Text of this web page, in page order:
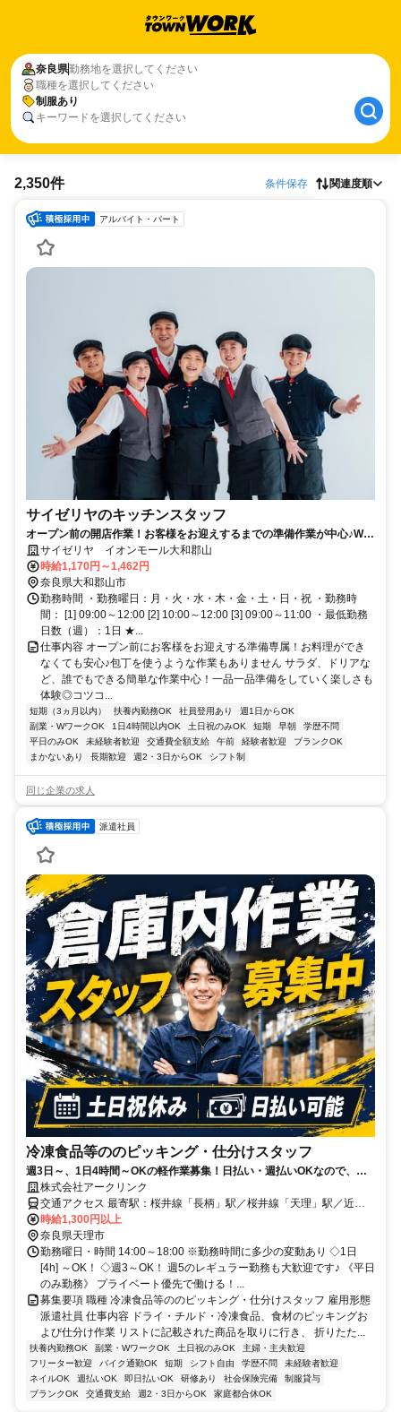
奈良県勤務地を選択してください
職種を選択してください
制服あり
キーワードを選択してください
2,350件 条件保存 関連度順
アルバイト・パート
サイゼリヤのキッチンスタッフ
オープン前の開店作業！お客様をお迎えするまでの準備作業が中心♪Wワ
ークOK、シフト相談◎
サイゼリヤ イオンモール大和郡山
時給1,170円～1,462円
奈良県大和郡山市
勤務時間 ・勤務曜日：月・火・水・木・金・土・日・祝 ・勤務時
間： [1] 09:00～12:00 [2] 10:00～12:00 [3] 09:00～11:00 ・最低勤務
日数（週）：1日 ★...
仕事内容 オープン前にお客様をお迎えする準備専属！お料理ができ
なくても安心♪包丁を使うような作業もありません サラダ、ドリアな
ど、誰でもできる簡単な作業中心！一品一品準備をしていく楽しさも
体験◎コツコ...
短期（3ヵ月以内） 扶養内勤務OK 社員登用あり
週1日からOK
副業・WワークOK
1日4時間以内OK 土日祝のみOK 短期 早朝
学歴不問
平日のみOK
未経験者歓迎 交通費全額支給 午前 経験者歓迎
ブランクOK
まかないあり
長期歓迎 週2・3日からOK シフト制
同じ企業の求人
派遣社員
冷凍食品等ののピッキング・仕分けスタッフ
週3日～、1日4時間～OKの軽作業募集！日払い・週払いOKなので、急
な出費も安心！無資格・未経験歓迎
株式会社アークリンク
交通アクセス 最寄駅：桜井線「長柄」駅／桜井線「天理」駅／近鉄
天理線「前栽」駅
時給1,300円以上
奈良県天理市
勤務曜日・時間 14:00～18:00 ※勤務時間に多少の変動あり ◇1日
[4h] ～OK！ ◇週3～OK！ 週5のレギュラー勤務も大歓迎です♪ 《平日
のみ勤務》 プライベート優先で働ける！...
募集要項 職種 冷凍食品等ののピッキング・仕分けスタッフ 雇用形態
派遣社員 仕事内容 ドライ・チルド・冷凍食品、食材のピッキングお
よび仕分け作業 リストに記載された商品を取りに行き、 折りたた...
扶養内勤務OK 副業・WワークOK 土日祝のみOK
主婦・主夫歓迎
フリーター歓迎
バイク通勤OK 短期 シフト自由 学歴不問
未経験者歓迎
ネイルOK
週払いOK 即日払いOK 研修あり 社会保険完備
制服貸与
ブランクOK
交通費支給 週2・3日からOK 家庭都合休OK